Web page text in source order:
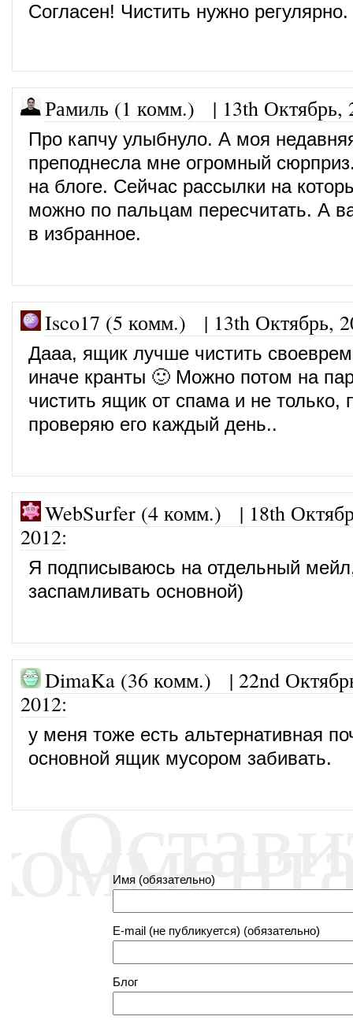
Согласен! Чистить нужно регулярно.
Рамиль (1 комм.) | 13th Октябрь,
Про капчу улыбнуло. А моя
преподнесла мне огромный
на блоге. Сейчас рассылки на
можно по пальцам пересчитать. А
в избранное.
Isco17 (5 комм.) | 13th Октябрь,
Дааа, ящик лучше чистить
иначе кранты 🙂 Можно потом на
чистить ящик от спама и не только,
проверяю его каждый день..
WebSurfer (4 комм.) | 18th
2012:
Я подписываюсь на отдельный
заспамливать основной)
DimaKa (36 комм.) | 22nd
2012:
у меня тоже есть альтернативная
основной ящик мусором забивать.
Имя (обязательно)
E-mail (не публикуется) (обязательно)
Блог